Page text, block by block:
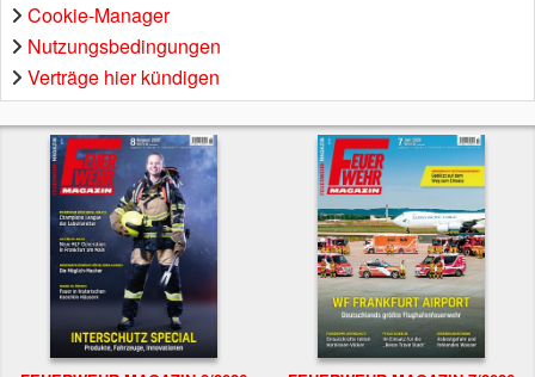
Cookie-Manager
Nutzungsbedingungen
Verträge hier kündigen